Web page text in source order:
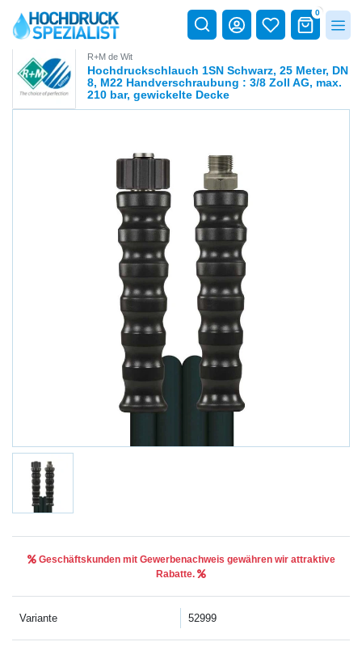
0
R+M de Wit
Hochdruckschlauch 1SN Schwarz, 25 Meter, DN
8, M22 Handverschraubung : 3/8 Zoll AG, max.
210 bar, gewickelte Decke
Geschäftskunden mit Gewerbenachweis gewähren wir attraktive
Rabatte.
Variante 52999